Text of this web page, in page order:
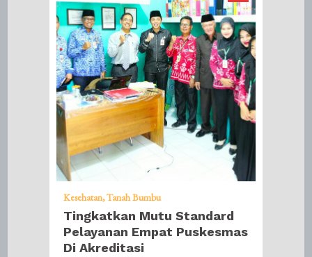
Kesehatan Tanah Bumbu
Tingkatkan Mutu Standard
Pelayanan Empat Puskesmas
Di Akreditasi